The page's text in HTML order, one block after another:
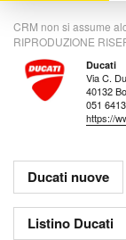
CRM non si assume
RIPRODUZIONE
Ducati
Via C.
40132
051
https://
Ducati nuove
Listino Ducati